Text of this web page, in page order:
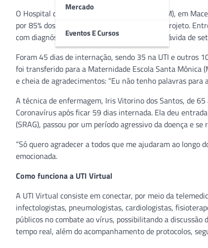
Mercado
Eventos E Cursos
O Hospital da Mulher Dra. Nise da Silveira (HM), em
por 85% dos atendimentos já realizados pelo projeto.
com diagnóstico positivo para a Covid-19 e grávida de
Foram 45 dias de internação, sendo 35 na UTI e outros
foi transferido para a Maternidade Escola Santa Mônica
e cheia de agradecimentos: “Eu não tenho palavras
A técnica de enfermagem, Iris Vitorino dos Santos, de
Coronavírus após ficar 59 dias internada. Ela deu
(SRAG), passou por um período agressivo da doença e
“Só quero agradecer a todos que me ajudaram ao
emocionada.
Como funciona a UTI Virtual
A UTI Virtual consiste em conectar, por meio da
infectologistas, pneumologistas, cardiologistas,
públicos no combate ao vírus, possibilitando a discussão
tempo real, além do acompanhamento de protocolos,